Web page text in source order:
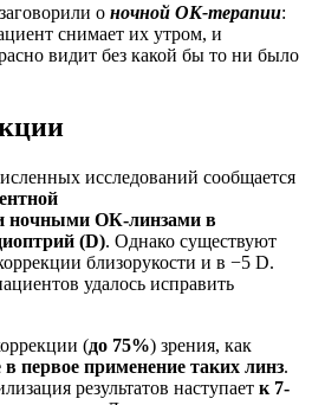
о ночной ОК-терапии:
снимает их утром, и
видит без какой бы то ни было
исследований сообщается
ночными ОК-линзами в
(D). Однако существуют
близорукости и в −5 D.
удалось исправить
(до 75%) зрения, как
в первое применение таких линз.
результатов наступает к 7-